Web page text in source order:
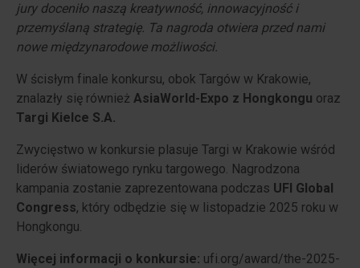
jury doceniło naszą kreatywność, innowacyjność i
przemyślaną strategię. Ta nagroda otwiera przed nami
nowe międzynarodowe możliwości.
W ścisłym finale konkursu, obok Targów w Krakowie,
znalazły się również AsiaWorld-Expo z Hongkongu oraz
Targi Kielce S.A.
Zwycięstwo w konkursie plasuje Targi w Krakowie wśród
liderów światowego rynku targowego. Nagrodzona
kampania zostanie zaprezentowana podczas UFI Global
Congress, który odbędzie się w listopadzie 2025 roku w
Hongkongu.
Więcej informacji o konkursie: ufi.org/award/the-2025-